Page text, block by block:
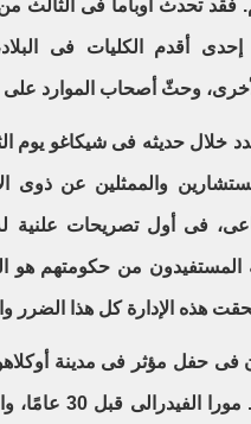
فقد تحدث أوباما فى الثالث
إحدى أقدم الكليات فى
وحثّ أصحاب الموارد على
ندد خلال حديثه فى شيكاغو يوم
والممثلين عن ذوى
فى أول تصريحات علنية
المستفيدون من حكومتهم هو
فى حفل مؤثر فى مدينة